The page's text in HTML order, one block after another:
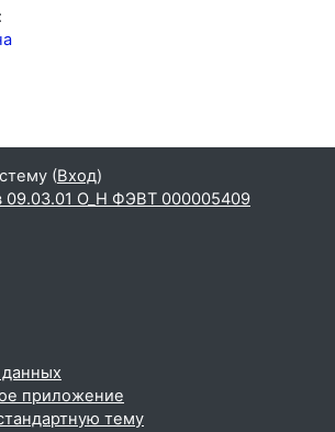
(Вход)
О_Н ФЭВТ 000005409
приложение
тему